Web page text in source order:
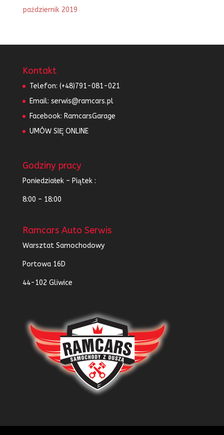
październik 2019
Kontakt
Telefon: (+48)791-081-021
Email: serwis@ramcars.pl
Facebook: RamcarsGarage
UMÓW SIĘ ONLINE
Godziny pracy
Poniedziałek – Piątek :
8:00 – 18:00
Ramcars Auto Serwis
Warsztat Samochodowy
Portowa 16D
44-102 Gliwice